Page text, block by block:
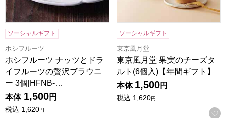
ソーシャルギフト
ホシフルーツ
ホシフルーツ ナッツとドラ
イフルーツの贅沢ブラウニ
ー 3個[HFNB-…
本体 1,500円
税込 1,620円
ソーシャルギフト
東京風月堂
東京風月堂 果実のチーズタ
ルト(6個入)【年間ギフト】
本体 1,500円
税込 1,620円